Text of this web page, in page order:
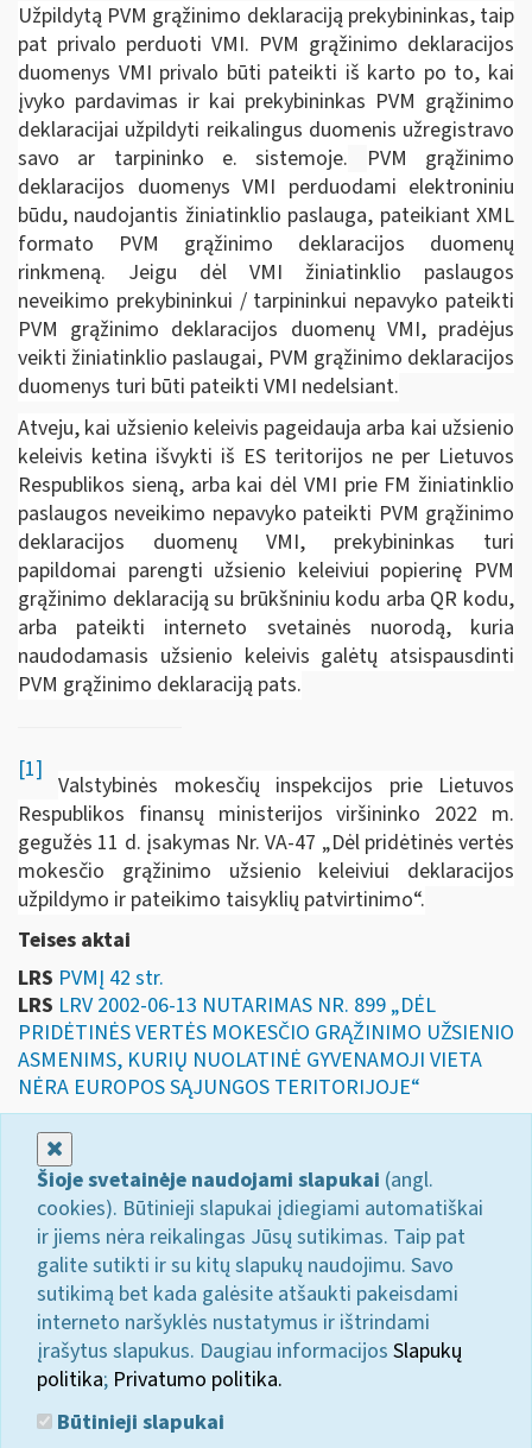
Užpildytą PVM grąžinimo deklaraciją prekybininkas, taip
pat privalo perduoti VMI. PVM grąžinimo deklaracijos
duomenys VMI privalo būti pateikti iš karto po to, kai
įvyko pardavimas ir kai prekybininkas PVM grąžinimo
deklaracijai užpildyti reikalingus duomenis užregistravo
savo ar tarpininko e. sistemoje.
PVM grąžinimo
deklaracijos duomenys VMI perduodami elektroniniu
būdu, naudojantis žiniatinklio paslauga, pateikiant XML
formato PVM grąžinimo deklaracijos duomenų
rinkmeną. Jeigu dėl VMI žiniatinklio paslaugos
neveikimo prekybininkui / tarpininkui nepavyko pateikti
PVM grąžinimo deklaracijos duomenų VMI, pradėjus
veikti žiniatinklio paslaugai, PVM grąžinimo deklaracijos
duomenys turi būti pateikti VMI nedelsiant.
Atveju, kai užsienio keleivis pageidauja arba kai užsienio
keleivis ketina išvykti iš ES teritorijos ne per Lietuvos
Respublikos sieną, arba kai dėl VMI prie FM žiniatinklio
paslaugos neveikimo nepavyko pateikti PVM grąžinimo
deklaracijos duomenų VMI, prekybininkas turi
papildomai parengti užsienio keleiviui popierinę PVM
grąžinimo deklaraciją su brūkšniniu kodu arba QR kodu,
arba pateikti interneto svetainės nuorodą, kuria
naudodamasis užsienio keleivis galėtų atsispausdinti
PVM grąžinimo deklaraciją pats.
[1]
Valstybinės mokesčių inspekcijos prie Lietuvos
Respublikos finansų ministerijos viršininko 2022 m.
gegužės 11 d. įsakymas Nr. VA-47 „Dėl pridėtinės vertės
mokesčio grąžinimo užsienio keleiviui deklaracijos
užpildymo ir pateikimo taisyklių patvirtinimo“.
Teises aktai
LRS PVMĮ 42 str.
LRS LRV 2002-06-13 NUTARIMAS NR. 899 „DĖL
PRIDĖTINĖS VERTĖS MOKESČIO GRĄŽINIMO UŽSIENIO
ASMENIMS, KURIŲ NUOLATINĖ GYVENAMOJI VIETA
NĖRA EUROPOS SĄJUNGOS TERITORIJOJE“
Šioje svetainėje naudojami slapukai (angl.
cookies). Būtinieji slapukai įdiegiami automatiškai
ir jiems nėra reikalingas Jūsų sutikimas. Taip pat
galite sutikti ir su kitų slapukų naudojimu. Savo
sutikimą bet kada galėsite atšaukti pakeisdami
interneto naršyklės nustatymus ir ištrindami
įrašytus slapukus. Daugiau informacijos Slapukų
politika; Privatumo politika.
Būtinieji slapukai